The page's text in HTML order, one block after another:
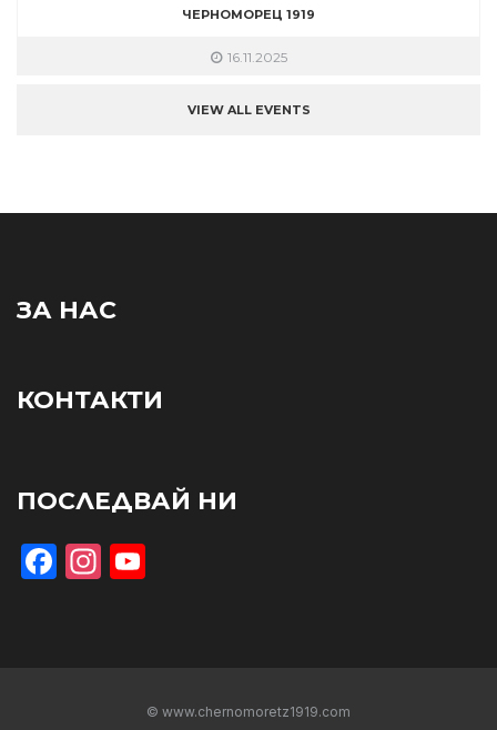
ЧЕРНОМОРЕЦ 1919
16.11.2025
VIEW ALL EVENTS
ЗА НАС
КОНТАКТИ
ПОСЛЕДВАЙ НИ
Facebook
Instagram
© www.chernomoretz1919.com